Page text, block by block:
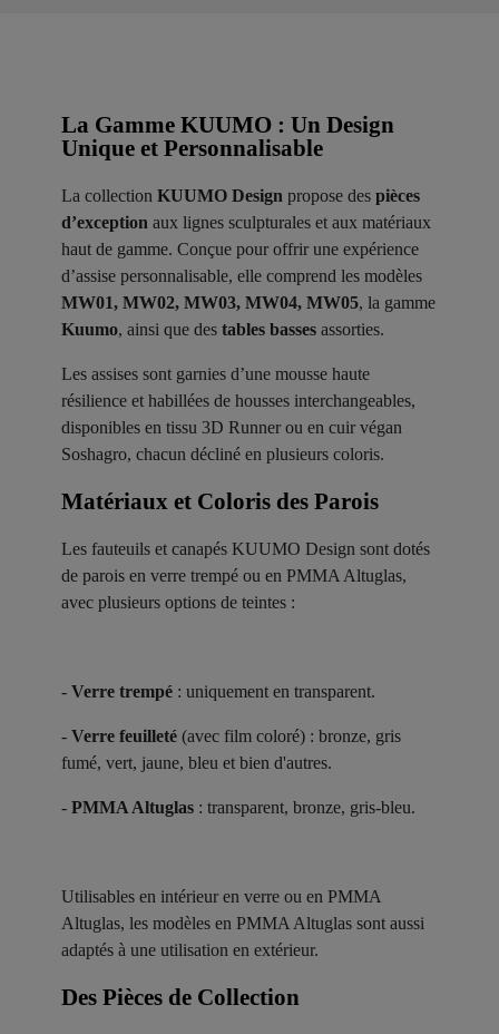
La Gamme KUUMO : Un Design
Unique et Personnalisable
La collection KUUMO Design propose des pièces
d’exception aux lignes sculpturales et aux matériaux
haut de gamme. Conçue pour offrir une expérience
d’assise personnalisable, elle comprend les modèles
MW01, MW02, MW03, MW04, MW05, la gamme
Kuumo, ainsi que des tables basses assorties.
Les assises sont garnies d’une mousse haute
résilience et habillées de housses interchangeables,
disponibles en tissu 3D Runner ou en cuir végan
Soshagro, chacun décliné en plusieurs coloris.
Matériaux et Coloris des Parois ​
Les fauteuils et canapés KUUMO Design sont dotés
de parois en verre trempé ou en PMMA Altuglas,
avec plusieurs options de teintes :
- Verre trempé : uniquement en transparent.
- Verre feuilleté (avec film coloré) : bronze, gris
fumé, vert, jaune, bleu et bien d'autres.
- PMMA Altuglas : transparent, bronze, gris-bleu.
Utilisables en intérieur en verre ou en PMMA
Altuglas, les modèles en PMMA Altuglas sont aussi
adaptés à une utilisation en extérieur.
Des Pièces de Collection ​